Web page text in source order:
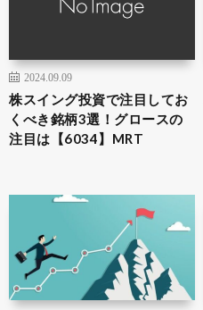
2024.09.09
株スイング投資で注目してお
くべき銘柄3選！グロースの
注目は【6034】MRT